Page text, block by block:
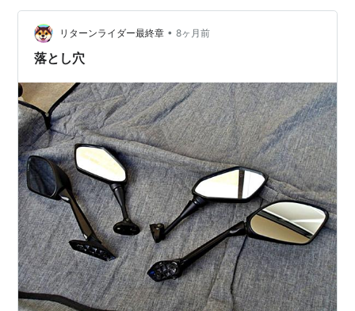
ました。 この時１２月１３日、午後１２時４８分。 走行
距離は１１４１７km。 右斜め下から見ると ミラーはハ
ンドル幅に収まっています。 何故、悪戦苦闘したのか？
リターンライダー最終章 • 8ヶ月前
落とし穴